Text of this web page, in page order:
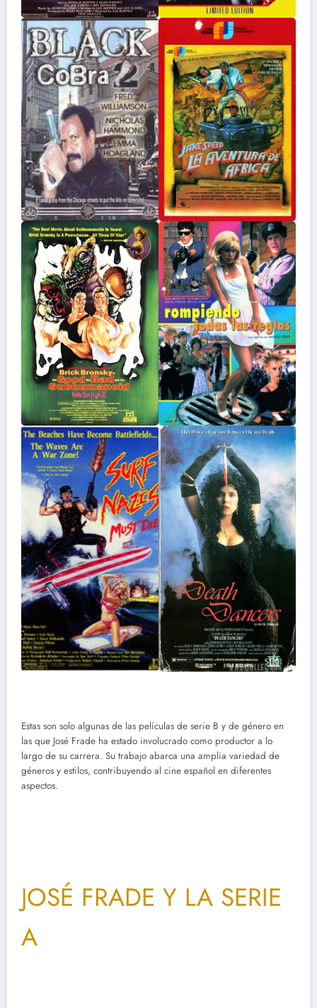
Estas son solo algunas de las películas de serie B y de género en
las que José Frade ha estado involucrado como productor a lo
largo de su carrera. Su trabajo abarca una amplia variedad de
géneros y estilos, contribuyendo al cine español en diferentes
aspectos.
JOSÉ FRADE Y LA SERIE
A